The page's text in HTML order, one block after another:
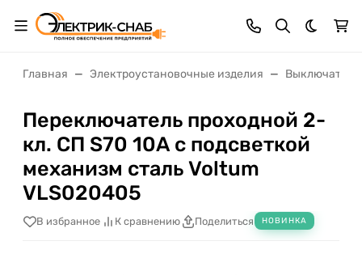
Темная
Главная Электроустановочные изделия
Переключатель проходной 2-
кл. СП S70 10А с подсветкой
механизм сталь Voltum
VLS020405
В избранное К сравнению Поделиться НОВИНКА